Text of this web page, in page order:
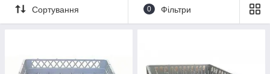
знайти
кошики для посудомийної машини
для правильного та дбайливого використання обладнання.
Сортування 0 Фільтри